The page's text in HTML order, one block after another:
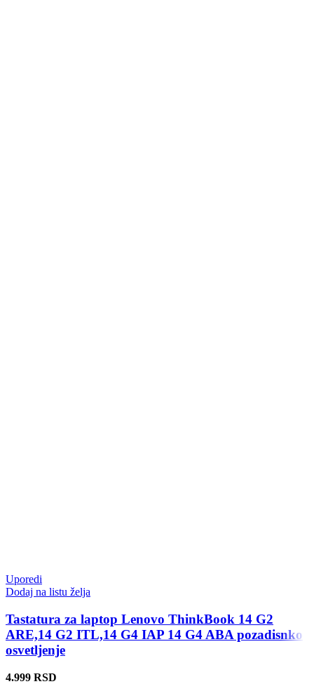
Uporedi
Dodaj na listu želja
Tastatura za laptop Lenovo ThinkBook 14 G2
ARE,14 G2 ITL,14 G4 IAP 14 G4 ABA pozadisnko
osvetljenje
4.999 RSD